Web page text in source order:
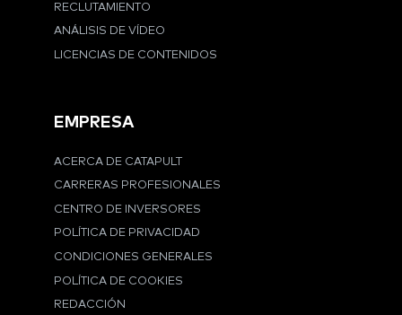
RECLUTAMIENTO
ANÁLISIS DE VÍDEO
LICENCIAS DE CONTENIDOS
EMPRESA
ACERCA DE CATAPULT
CARRERAS PROFESIONALES
CENTRO DE INVERSORES
POLÍTICA DE PRIVACIDAD
CONDICIONES GENERALES
POLÍTICA DE COOKIES
REDACCIÓN